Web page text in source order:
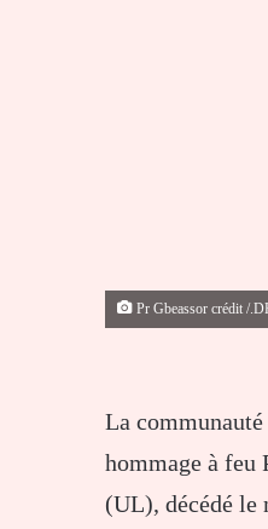
Pr Gbeassor crédit /
La
hommage à feu
(UL), décédé le